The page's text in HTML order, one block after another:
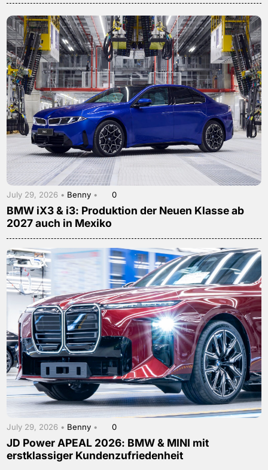
July 29, 2026 • Benny • 0
BMW iX3 & i3: Produktion der Neuen Klasse ab
2027 auch in Mexiko
July 29, 2026 • Benny • 0
JD Power APEAL 2026: BMW & MINI mit
erstklassiger Kundenzufriedenheit